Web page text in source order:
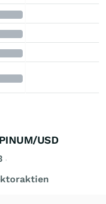
USD
Jahre